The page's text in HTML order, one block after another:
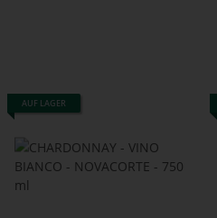
AUF LAGER